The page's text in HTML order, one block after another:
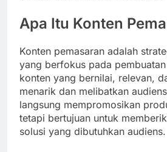
Apa Itu Konten
Konten pemasaran adalah
yang berfokus pada
konten yang bernilai, relevan,
menarik dan melibatkan
langsung mempromosikan
tetapi bertujuan untuk
solusi yang dibutuhkan audiens.